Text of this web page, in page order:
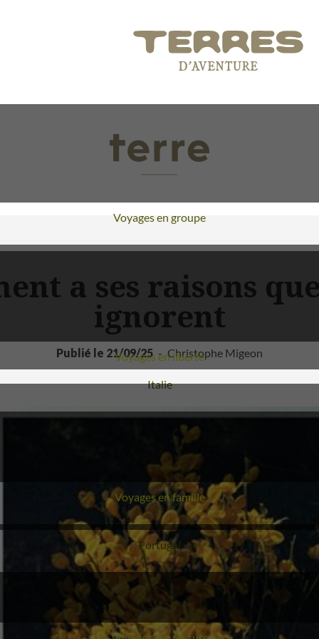
Voyage
Italie
Voyage
Portugal
Voyages en groupe
Voyages en liberté
Voyages en famille
a ses raisons
ignorent
Publié le 21/09/25 Christophe Migeon